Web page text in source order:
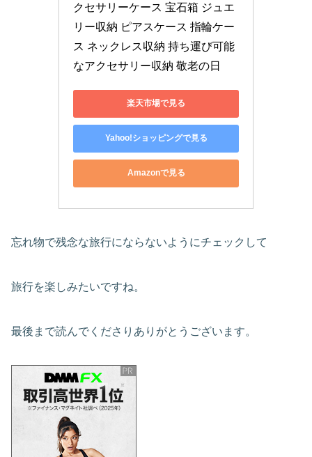
クセサリーケース 宝石箱 ジュエ
リー収納 ピアスケース 指輪ケー
ス ネックレス収納 持ち運び可能
なアクセサリー収納 敬老の日
楽天市場で見る
Yahoo!ショッピングで見る
Amazonで見る
忘れ物で残念な旅行にならないようにチェックして
旅行を楽しみたいですね。
最後まで読んでくださりありがとうございます。